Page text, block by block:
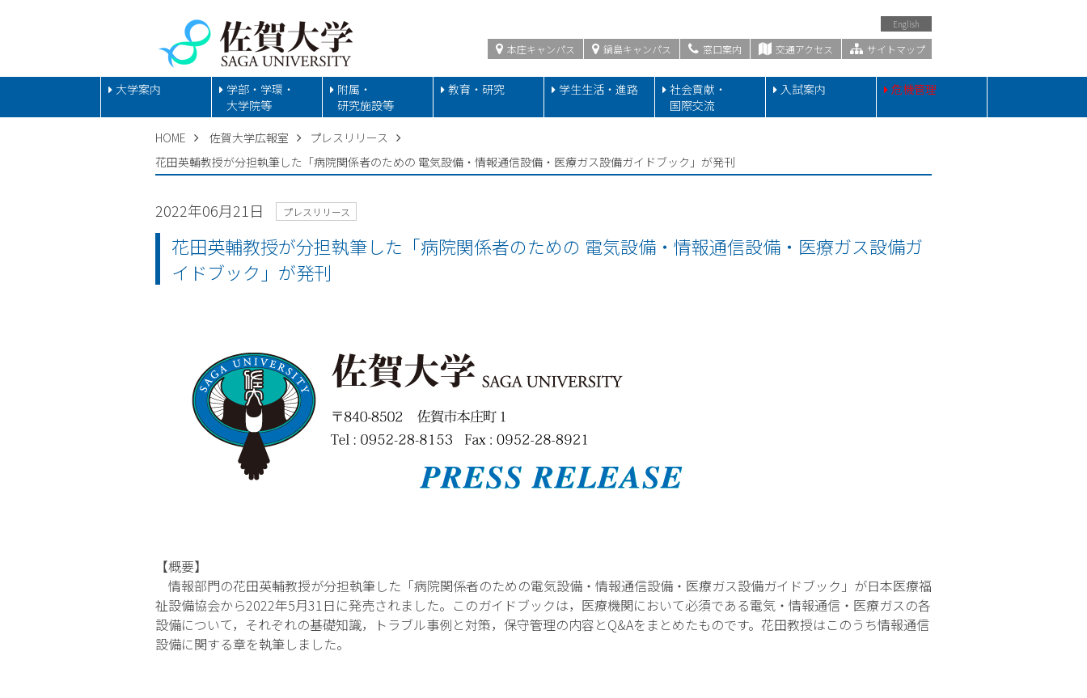
English
本庄キャンパス 鍋島キャンパス 窓口案内 交通アクセス サイトマップ
大学案内
学部・学環・
大学院等
附属・
研究施設等
教育・研究 学生生活・進路
社会貢献・
国際交流
入試案内 危機管理
HOME 佐賀大学広報室
プレスリリース
花田英輔教授が分担執筆した「病院関係者のための 電気設備・情報通信設備・医療ガス設備ガイドブック」が発刊
2022年06月21日 プレスリリース
花田英輔教授が分担執筆した「病院関係者のための 電気設備・情報通信設備・医療ガス設備ガ
イドブック」が発刊
【概要】
情報部門の花田英輔教授が分担執筆した「病院関係者のための電気設備・情報通信設備・医療ガス設備ガイドブック」が日本医療福
祉設備協会から2022年5月31日に発売されました。このガイドブックは，医療機関において必須である電気・情報通信・医療ガスの各
設備について，それぞれの基礎知識，トラブル事例と対策，保守管理の内容とQ&Aをまとめたものです。花田教授はこのうち情報通信
設備に関する章を執筆しました。